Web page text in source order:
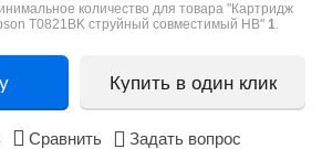
количество для товара "Картридж
T0821BK струйный совместимый HB" 1.
Купить в один клик
Сравнить Задать вопрос